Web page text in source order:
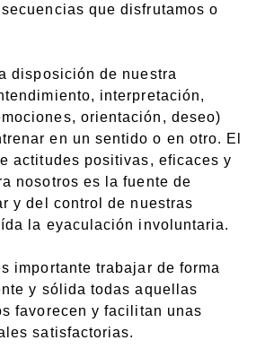
que disfrutamos o
disposición de nuestra
interpretación,
orientación, deseo)
en un sentido o en otro. El
actitudes positivas, eficaces y
nosotros es la fuente de
y del control de nuestras
la eyaculación involuntaria.
importante trabajar de forma
y sólida todas aquellas
favorecen y facilitan unas
satisfactorias.